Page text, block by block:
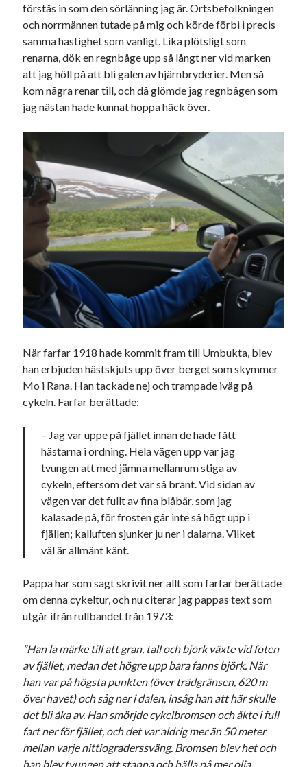
förstås in som den sörlänning jag är. Ortsbefolkningen
och norrmännen tutade på mig och körde förbi i precis
samma hastighet som vanligt. Lika plötsligt som
renarna, dök en regnbåge upp så långt ner vid marken
att jag höll på att bli galen av hjärnbryderier. Men så
kom några renar till, och då glömde jag regnbågen som
jag nästan hade kunnat hoppa häck över.
När farfar 1918 hade kommit fram till Umbukta, blev
han erbjuden hästskjuts upp över berget som skymmer
Mo i Rana. Han tackade nej och trampade iväg på
cykeln. Farfar berättade:
– Jag var uppe på fjället innan de hade fått
hästarna i ordning. Hela vägen upp var jag
tvungen att med jämna mellanrum stiga av
cykeln, eftersom det var så brant. Vid sidan av
vägen var det fullt av fina blåbär, som jag
kalasade på, för frosten går inte så högt upp i
fjällen; kalluften sjunker ju ner i dalarna. Vilket
väl är allmänt känt.
Pappa har som sagt skrivit ner allt som farfar berättade
om denna cykeltur, och nu citerar jag pappas text som
utgår ifrån rullbandet från 1973:
”Han la märke till att gran, tall och björk växte vid foten
av fjället, medan det högre upp bara fanns björk. När
han var på högsta punkten (över trädgränsen, 620 m
över havet) och såg ner i dalen, insåg han att här skulle
det bli åka av. Han smörjde cykelbromsen och åkte i full
fart ner för fjället, och det var aldrig mer än 50 meter
mellan varje nittiograderssväng. Bromsen blev het och
han blev tvungen att stanna och hälla på mer olja.